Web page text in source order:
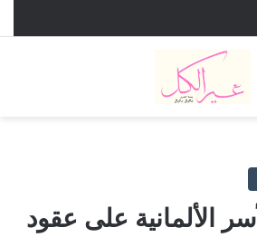
الألمانية على عقود